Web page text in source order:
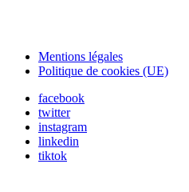
Mentions légales
Politique de cookies (UE)
facebook
twitter
instagram
linkedin
tiktok